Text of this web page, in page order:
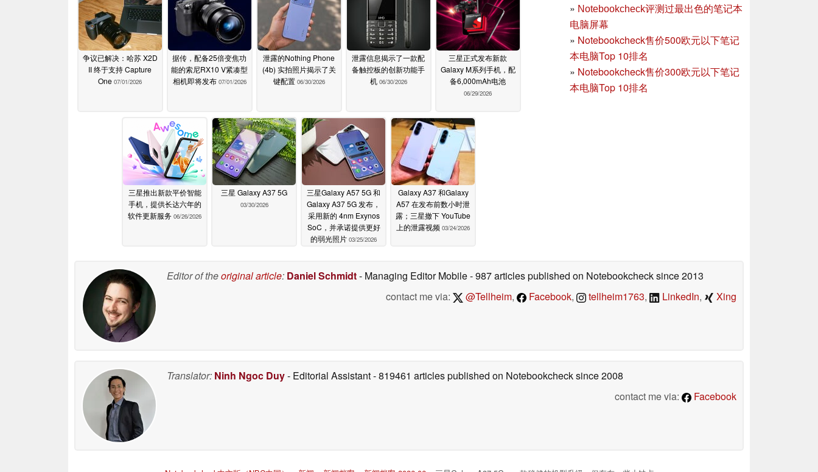
» Notebookcheck评测过最出色的笔记本
电脑屏幕
» Notebookcheck售价500欧元以下笔记
本电脑Top 10排名
» Notebookcheck售价300欧元以下笔记
本电脑Top 10排名
争议已解决：哈苏 X2D
II 终于支持 Capture
One 07/01/2026
据传，配备25倍变焦功
能的索尼RX10 V紧凑型
相机即将发布 07/01/2026
泄露的Nothing Phone
(4b) 实拍照片揭示了关
键配置 06/30/2026
泄露信息揭示了一款配
备触控板的创新功能手
机 06/30/2026
三星正式发布新款
Galaxy M系列手机，配
备6,000mAh电池
06/29/2026
三星推出新款平价智能
手机，提供长达六年的
软件更新服务 06/26/2026
三星 Galaxy A37 5G
03/30/2026
三星Galaxy A57 5G 和
Galaxy A37 5G 发布，
采用新的 4nm Exynos
SoC，并承诺提供更好
的弱光照片 03/25/2026
Galaxy A37 和Galaxy
A57 在发布前数小时泄
露；三星撤下 YouTube
上的泄露视频 03/24/2026
Editor of theoriginal article: Daniel Schmidt- Managing Editor Mobile- 987 articles published on Notebookchecksince 2013
contact me via:
@Tellheim, Facebook, tellheim1763, LinkedIn, Xing
Translator: Ninh Ngoc Duy- Editorial Assistant- 819461 articles published on Notebookchecksince 2008
contact me via:
Facebook